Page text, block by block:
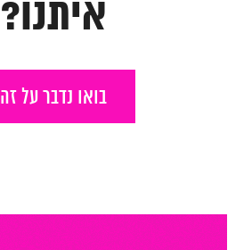
איתנו?
בואו נדבר על זה